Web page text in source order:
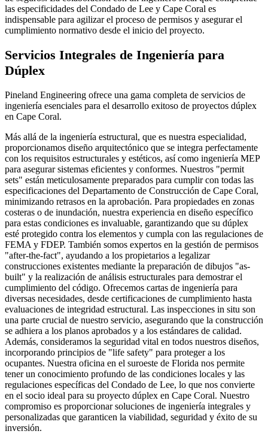
las especificidades del Condado de Lee y Cape Coral es
indispensable para agilizar el proceso de permisos y asegurar el
cumplimiento normativo desde el inicio del proyecto.
Servicios Integrales de Ingeniería para
Dúplex
Pineland Engineering ofrece una gama completa de servicios de
ingeniería esenciales para el desarrollo exitoso de proyectos dúplex
en Cape Coral.
Más allá de la ingeniería estructural, que es nuestra especialidad,
proporcionamos diseño arquitectónico que se integra perfectamente
con los requisitos estructurales y estéticos, así como ingeniería MEP
para asegurar sistemas eficientes y conformes. Nuestros "permit
sets" están meticulosamente preparados para cumplir con todas las
especificaciones del Departamento de Construcción de Cape Coral,
minimizando retrasos en la aprobación. Para propiedades en zonas
costeras o de inundación, nuestra experiencia en diseño específico
para estas condiciones es invaluable, garantizando que su dúplex
esté protegido contra los elementos y cumpla con las regulaciones de
FEMA y FDEP. También somos expertos en la gestión de permisos
"after-the-fact", ayudando a los propietarios a legalizar
construcciones existentes mediante la preparación de dibujos "as-
built" y la realización de análisis estructurales para demostrar el
cumplimiento del código. Ofrecemos cartas de ingeniería para
diversas necesidades, desde certificaciones de cumplimiento hasta
evaluaciones de integridad estructural. Las inspecciones in situ son
una parte crucial de nuestro servicio, asegurando que la construcción
se adhiera a los planos aprobados y a los estándares de calidad.
Además, consideramos la seguridad vital en todos nuestros diseños,
incorporando principios de "life safety" para proteger a los
ocupantes. Nuestra oficina en el suroeste de Florida nos permite
tener un conocimiento profundo de las condiciones locales y las
regulaciones específicas del Condado de Lee, lo que nos convierte
en el socio ideal para su proyecto dúplex en Cape Coral. Nuestro
compromiso es proporcionar soluciones de ingeniería integrales y
personalizadas que garanticen la viabilidad, seguridad y éxito de su
inversión.